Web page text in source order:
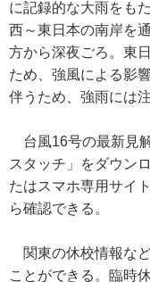
に記録的な大雨をも
西～東日本の南岸を
方から深夜ごろ。東
ため、強風による影
伴うため、強雨には
台風16号の最新見
スタッチ」をダウン
たはスマホ専用サイ
ら確認できる。
関東の休校情報な
ことができる。臨時